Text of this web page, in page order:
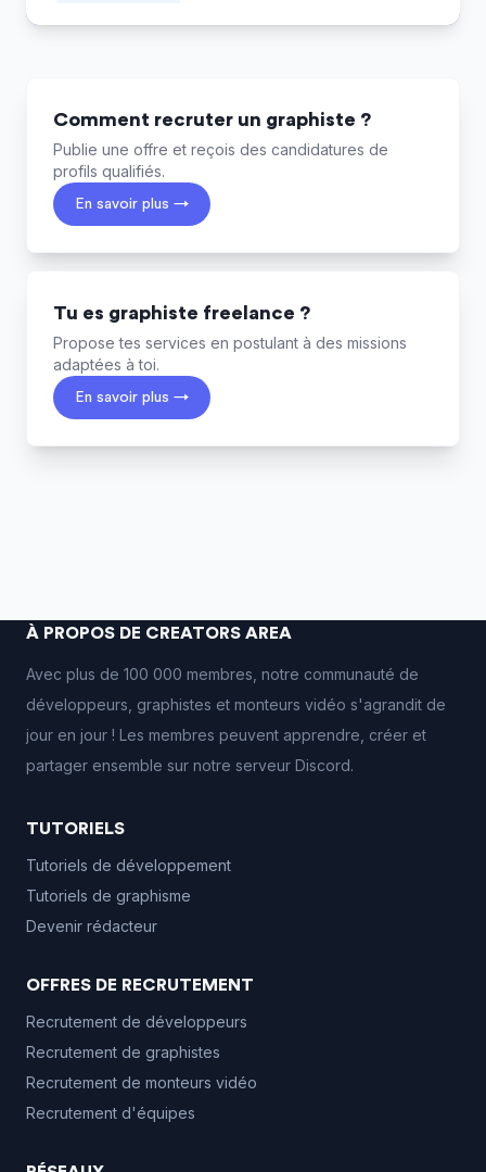
Comment recruter un graphiste ?
Publie une offre et reçois des candidatures de
profils qualifiés.
En savoir plus →
Tu es graphiste freelance ?
Propose tes services en postulant à des missions
adaptées à toi.
En savoir plus →
À PROPOS DE CREATORS AREA
Avec plus de 100 000 membres, notre communauté de
développeurs, graphistes et monteurs vidéo s'agrandit de
jour en jour ! Les membres peuvent apprendre, créer et
partager ensemble sur notre serveur Discord.
TUTORIELS
Tutoriels de développement
Tutoriels de graphisme
Devenir rédacteur
OFFRES DE RECRUTEMENT
Recrutement de développeurs
Recrutement de graphistes
Recrutement de monteurs vidéo
Recrutement d'équipes